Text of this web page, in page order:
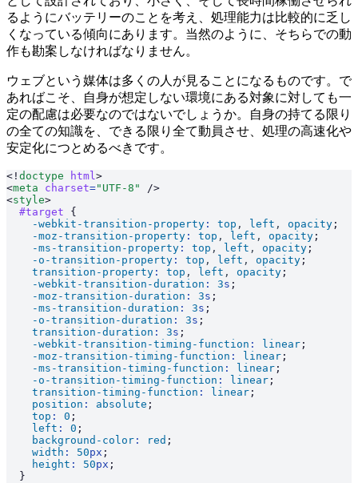
るようにバッテリーのことを考え、処理能力は比較的に乏し
くなっている傾向にあります。当然のように、そちらでの動
作も勘案しなければなりません。
ウェブという媒体は多くの人が見ることになるものです。で
あればこそ、自身が想定しない環境にある対象に対しても一
定の配慮は必要なのではないでしょうか。自身の持てる限り
の全ての知識を、できる限り全て動員させ、処理の高速化や
安定化につとめるべきです。
<! doctype html >
<meta charset="UTF-8"
/>
<style>
  #target
{
    -webkit-transition-property
: top , left , opacity ;
    -moz-transition-property
: top , left , opacity ;
    -ms-transition-property
: top , left , opacity ;
    -o-transition-property
: top , left , opacity ;
    transition-property
: top , left , opacity ;
    -webkit-transition-duration
: 3s ;
    -moz-transition-duration
: 3s ;
    -ms-transition-duration
: 3s ;
    -o-transition-duration
: 3s ;
    transition-duration
: 3s ;
    -webkit-transition-timing-function
: linear ;
    -moz-transition-timing-function
: linear ;
    -ms-transition-timing-function
: linear ;
    -o-transition-timing-function
: linear ;
    transition-timing-function
: linear ;
    position
: absolute ;
    top
: 0 ;
    left
: 0 ;
    background-color
: red ;
    width
: 50px ;
    height
: 50px ;
  }